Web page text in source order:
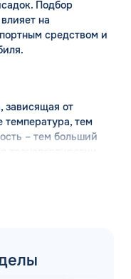
Подбор
на
средством и
зависящая от
тем
– тем больший
транспортировки.
плотности состава.